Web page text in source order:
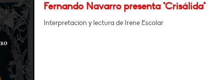
Fernando Navarro presenta "Crisálida"
Interpretación y lectura de Irene Escolar